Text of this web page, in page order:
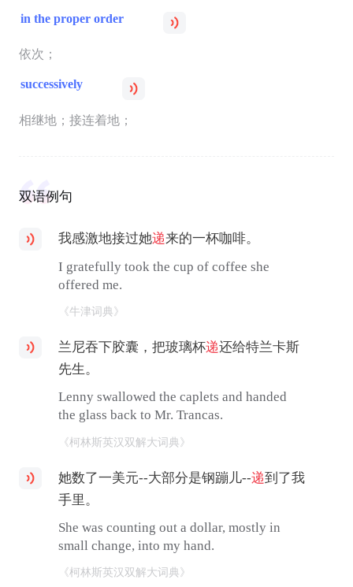
in the proper order
依次；
successively
相继地；接连着地；
双语例句
我感激地接过她递来的一杯咖啡。
I gratefully took the cup of coffee she
offered me.
《牛津词典》
兰尼吞下胶囊，把玻璃杯递还给特兰卡斯
先生。
Lenny swallowed the caplets and handed
the glass back to Mr. Trancas.
《柯林斯英汉双解大词典》
她数了一美元--大部分是钢蹦儿--递到了我
手里。
She was counting out a dollar, mostly in
small change, into my hand.
《柯林斯英汉双解大词典》